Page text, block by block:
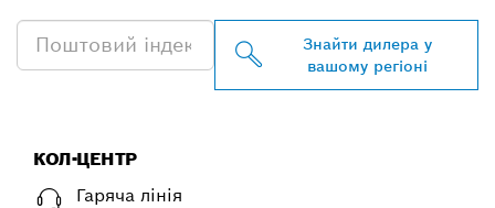
Знайти дилера у
вашому регіоні
КОЛ-ЦЕНТР
Гаряча лінія